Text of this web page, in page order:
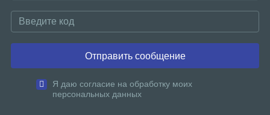
Отправить сообщение
Я даю согласие на обработку моих
персональных данных